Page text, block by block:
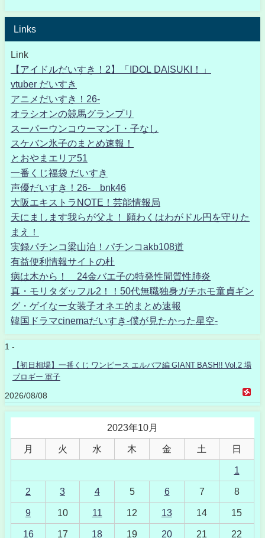
Links
Link
【アイドルだいすき！2】「IDOL DAISUKI！」
vtuber だいすき
アニメだいすき！26-
オラシオンの競馬グランプリ
スーパーウンコウーマンT・子なし
スケバン氷子のまとめ速報！
とおやまエリア51
一番くじ福袋 だいすき
声優だいすき！26- bnk46
大阪エキストラNOTE！芸能情報局
天にまします我らが父よ！ 願わくはわがドル円を守りた
まえ！
実録パチンコ梁山泊！パチンコakb108道
有益便利情報サイトの杜
病は木から！ 24金バエ子の特発性間質性肺炎
真・モリタダッフル2！！50代無職独身ガチホモ童貞ギン
グ・ゲイなー女装子オネエ的まとめ速報
韓国ドラマcinemaだいすき-僕が見たかった星空-
1 -
【初日相場】一番くじ ワンピース エルバフ編 GIANT BASH!! Vol.2 場
ブロギー 軍子
2026/08/08
2023年10月
月 火 水 木 金 土 日
1
2 3 4 5 6 7 8
9 10 11 12 13 14 15
16 17 18 19 20 21 22